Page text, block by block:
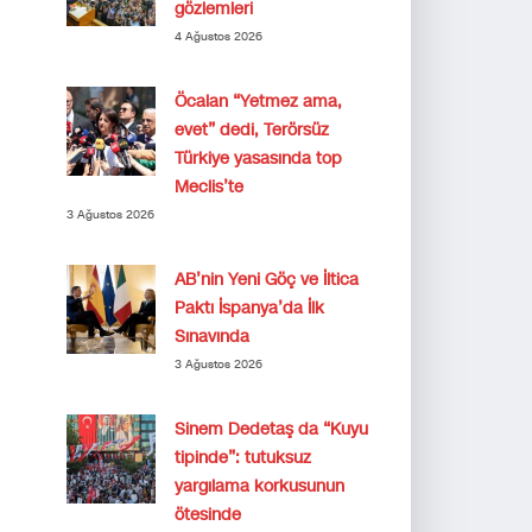
gözlemleri
4 Ağustos 2026
Öcalan “Yetmez ama,
evet” dedi, Terörsüz
Türkiye yasasında top
Meclis’te
3 Ağustos 2026
AB’nin Yeni Göç ve İltica
Paktı İspanya’da İlk
Sınavında
3 Ağustos 2026
Sinem Dedetaş da “Kuyu
tipinde”: tutuksuz
yargılama korkusunun
ötesinde